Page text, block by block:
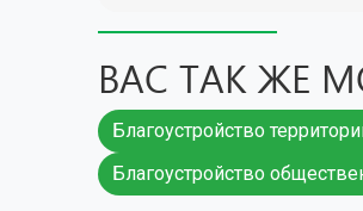
СНиП).
ВАС ТАК ЖЕ
Благоустройство
Благоустройство